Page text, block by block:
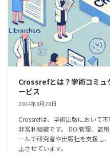
Crossrefとは？学術コミュ
ービス
2024年8月28日
Crossrefは、学術出版において
非営利組織です。 DOI管理、盗
ールで研究者や出版社を支援し
上させています。